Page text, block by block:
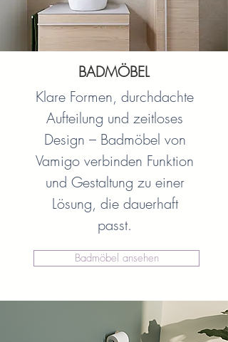
BADMÖBEL
Klare Formen, durchdachte
Aufteilung und zeitloses
Design – Badmöbel von
Vamigo verbinden Funktion
und Gestaltung zu einer
Lösung, die dauerhaft
passt.
Badmöbel ansehen